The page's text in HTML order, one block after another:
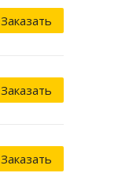
Заказать
Заказать
Заказать